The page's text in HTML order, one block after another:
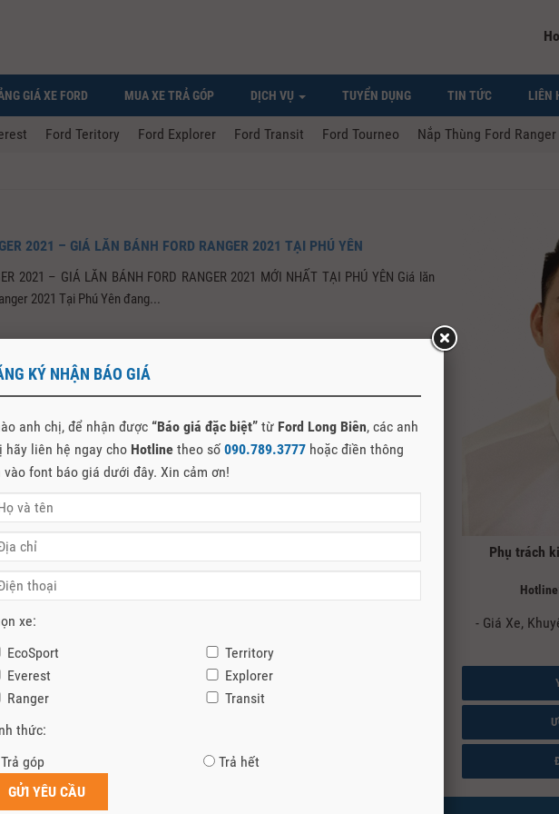
GIÁ XE FORD MUA XE TRẢ GÓP DỊCH VỤ TUYỂN DỤNG TIN TỨC LIÊN
Ford Teritory Ford Explorer Ford Transit Ford Tourneo Nắp Thùng Ford Ranger
2021 – GIÁ LĂN BÁNH FORD RANGER 2021 TẠI PHÚ YÊN
2021 – GIÁ LĂN BÁNH FORD RANGER 2021 MỚI NHẤT TẠI PHÚ YÊN Giá lăn
2021 Tại Phú Yên đang...
Phụ trách
- Giá Xe,
KÝ NHẬN BÁO GIÁ
anh chị, để nhận được “Báo giá đặc biệt” từ Ford Long Biên, các anh
hãy liên hệ ngay cho Hotline theo số 090.789.3777 hoặc điền thông
vào font báo giá dưới đây. Xin cảm ơn!
xe:
EcoSport
Territory
Everest
Explorer
Ranger
Transit
thức:
Trả góp
Trả hết